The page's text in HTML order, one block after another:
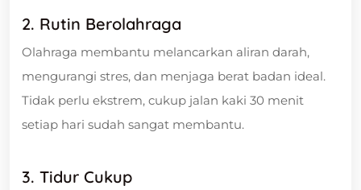
2. Rutin Berolahraga
Olahraga membantu melancarkan aliran darah,
mengurangi stres, dan menjaga berat badan ideal.
Tidak perlu ekstrem, cukup jalan kaki 30 menit
setiap hari sudah sangat membantu.
3. Tidur Cukup